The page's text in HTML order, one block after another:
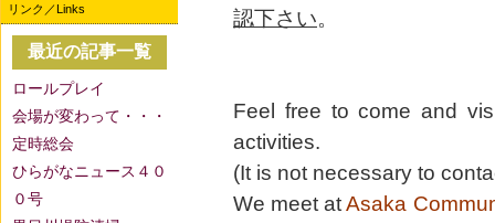
認下さい。
Feel free to come and
activities.
(It is not necessary to
We meet atAsaka
リンク／Links
最近の記事一覧
ロールプレイ
会場が変わって・・・
定時総会
ひらがなニュース４０
０号